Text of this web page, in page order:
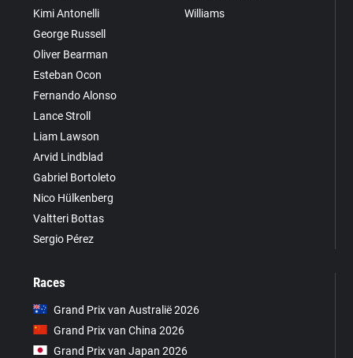
Kimi Antonelli
George Russell
Oliver Bearman
Esteban Ocon
Fernando Alonso
Lance Stroll
Liam Lawson
Arvid Lindblad
Gabriel Bortoleto
Nico Hülkenberg
Valtteri Bottas
Sergio Pérez
Williams
Races
Grand Prix van Australië 2026
Grand Prix van China 2026
Grand Prix van Japan 2026